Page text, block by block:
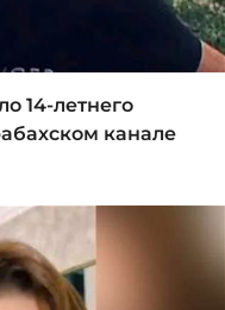
14-летнего
канале